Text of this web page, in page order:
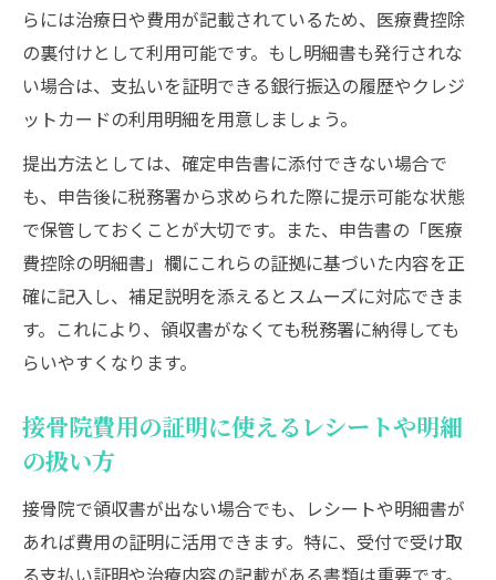
らには治療日や費用が記載されているため、医療費控除
の裏付けとして利用可能です。もし明細書も発行されな
い場合は、支払いを証明できる銀行振込の履歴やクレジ
ットカードの利用明細を用意しましょう。
提出方法としては、確定申告書に添付できない場合で
も、申告後に税務署から求められた際に提示可能な状態
で保管しておくことが大切です。また、申告書の「医療
費控除の明細書」欄にこれらの証拠に基づいた内容を正
確に記入し、補足説明を添えるとスムーズに対応できま
す。これにより、領収書がなくても税務署に納得しても
らいやすくなります。
接骨院費用の証明に使えるレシートや明細
の扱い方
接骨院で領収書が出ない場合でも、レシートや明細書が
あれば費用の証明に活用できます。特に、受付で受け取
る支払い証明や治療内容の記載がある書類は重要です。